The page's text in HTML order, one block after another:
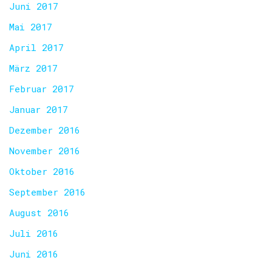
Juni 2017
Mai 2017
April 2017
März 2017
Februar 2017
Januar 2017
Dezember 2016
November 2016
Oktober 2016
September 2016
August 2016
Juli 2016
Juni 2016